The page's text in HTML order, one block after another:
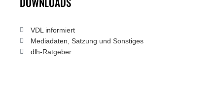
VDL informiert
Mediadaten, Satzung und Sonstiges
dlh-Ratgeber